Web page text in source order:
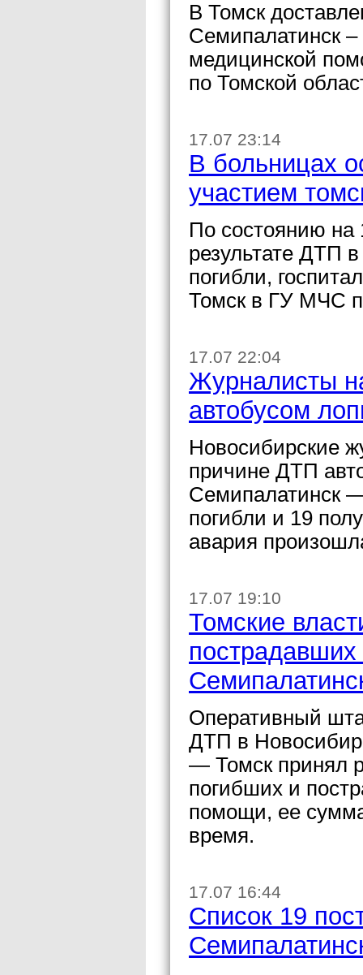
В Томск
Семипалатинск
медицинской
по Томской
17.07 23:14
В больницах
участием
По состоянию на
результате ДТП
погибли,
Томск в ГУ МЧС
17.07 22:04
Журналисты
автобусом
Новосибирские
причине ДТП
Семипалатинск
погибли и 19
авария
17.07 19:10
Томские
Оперативный
ДТП в
— Томск принял
погибших и
помощи, ее
время.
17.07 16:44
Список 19